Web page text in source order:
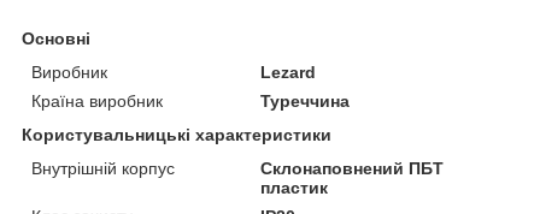
Основні
Виробник
Lezard
Країна виробник
Туреччина
Користувальницькі характеристики
Внутрішній корпус
Склонаповнений ПБТ
пластик